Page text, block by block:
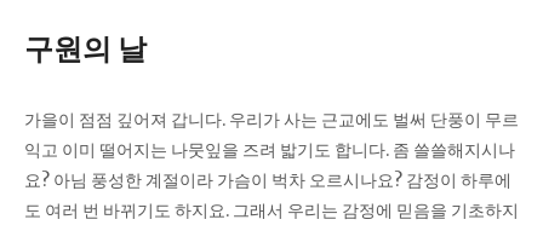
구원의 날
가을이 점점 깊어져 갑니다. 우리가 사는 근교에도 벌써 단풍이 무르
익고 이미 떨어지는 나뭇잎을 즈려 밟기도 합니다. 좀 쓸쓸해지시나
요? 아님 풍성한 계절이라 가슴이 벅차 오르시나요? 감정이 하루에
도 여러 번 바뀌기도 하지요. 그래서 우리는 감정에 믿음을 기초하지